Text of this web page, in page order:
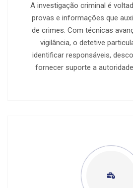
A investigação criminal é
provas e informações que
de crimes. Com técnicas
vigilância, o detetive
identificar responsáveis,
fornecer suporte a